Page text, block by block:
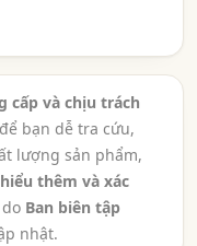
cấp và chịu trách
bạn dễ tra cứu,
lượng sản phẩm,
thêm và xác
Ban biên tập
nhật.